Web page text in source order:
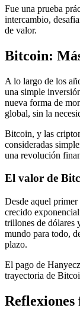
Fue una prueba
intercambio,
de valor.
Bitcoin:
A lo largo de los
una simple
nueva forma de
global, sin la
Bitcoin, y las
consideradas
una revolución
El valor de
Desde aquel
crecido
trillones de dólares
mundo para todo,
plazo.
El pago de
trayectoria de
Reflexiones